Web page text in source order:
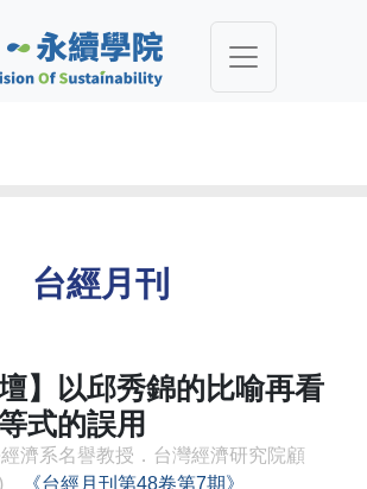
台經月刊
壇】以邱秀錦的比喻再看
式的誤用
濟系名譽教授．台灣經濟研究院顧
《台經月刊第48卷第7期》